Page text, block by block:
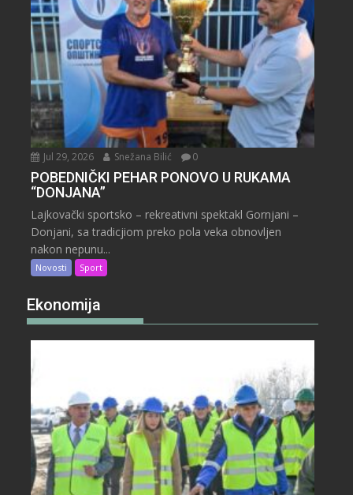
Jul 29, 2026 Snežana Bilić 0
POBEDNIČKI PEHAR PONOVO U RUKAMA
“DONJANA”
Lajkovački sportsko – rekreativni spektakl Gornjani –
Donjani, sa tradicjiom preko pola veka obnovljen
nakon nepunu...
Novosti Sport
Ekonomija